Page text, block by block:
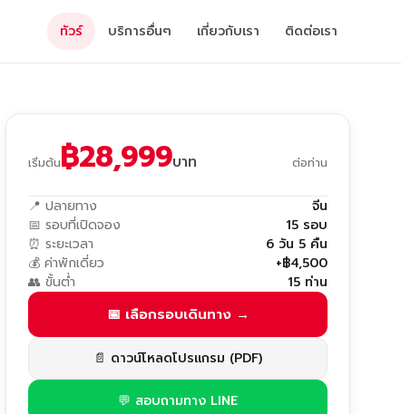
ทัวร์ บริการอื่นๆ เกี่ยวกับเรา ติดต่อเรา
เริ่มต้น฿28,999บาท ต่อท่าน
📍 ปลายทาง
จีน
📅 รอบที่เปิดจอง
15 รอบ
⏰ ระยะเวลา
6 วัน 5 คืน
💰 ค่าพักเดี่ยว
+฿4,500
👥 ขั้นต่ำ
15 ท่าน
📅 เลือกรอบเดินทาง →
📄 ดาวน์โหลดโปรแกรม (PDF)
💬 สอบถามทาง LINE